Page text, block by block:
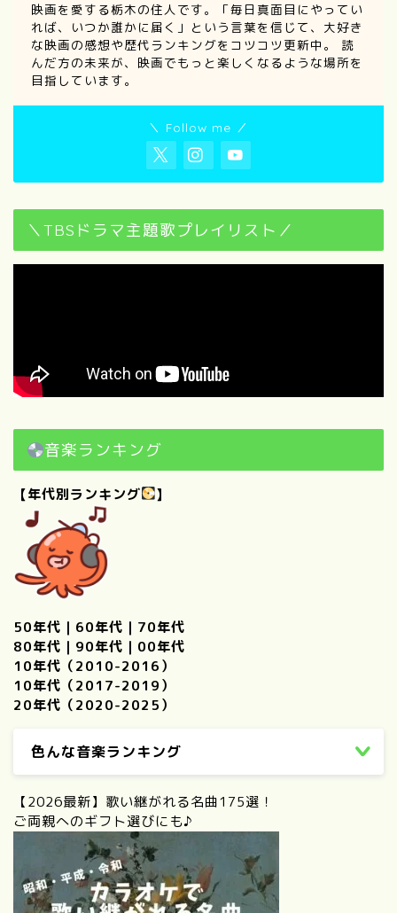
映画を愛する栃木の住人です。「毎日真面目にやってい
れば、いつか誰かに届く」という言葉を信じて、大好き
な映画の感想や歴代ランキングをコツコツ更新中。 読
んだ方の未来が、映画でもっと楽しくなるような場所を
目指しています。
＼ Follow me ／
＼TBSドラマ主題歌プレイリスト／
音楽ランキング
【年代別ランキング 】
50年代 ｜ 60年代 ｜ 70年代
80年代 ｜ 90年代 ｜ 00年代
10年代（2010-2016）
10年代（2017-2019）
20年代（2020-2025）
色んな音楽ランキング
【2026最新】歌い継がれる名曲175選！
ご両親へのギフト選びにも♪